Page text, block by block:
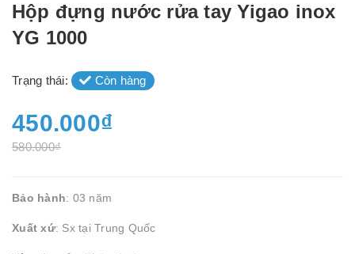
Hộp đựng nước rửa tay Yigao inox
YG 1000
Trạng thái: Còn hàng
450.000₫
580.000₫
Bảo hành: 03 năm
Xuất xứ: Sx tại Trung Quốc